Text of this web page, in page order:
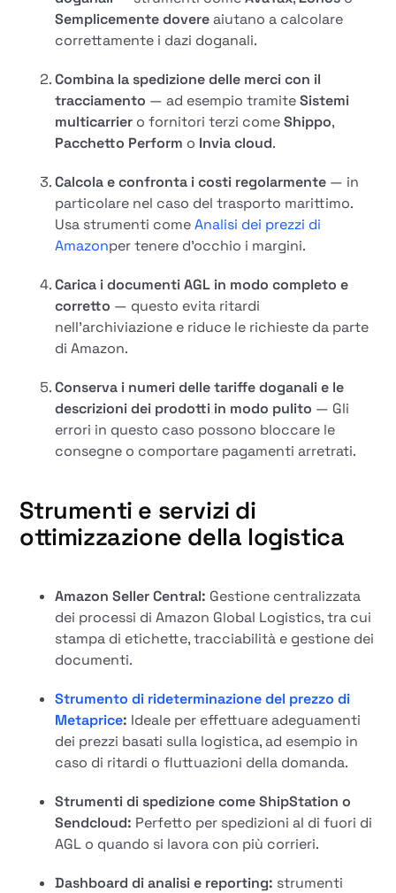
Semplicemente dovereaiutano a calcolare
correttamente i dazi doganali.
Combina la spedizione delle merci con il
tracciamento — ad esempio tramiteSistemi
multicarrier o fornitori terzi comeShippo,
Pacchetto Perform o Invia cloud.
Calcola e confronta i costi regolarmente — in
particolare nel caso del trasporto marittimo.
Usa strumenti comeAnalisi dei prezzi di
Amazonper tenere d'occhio i margini.
Carica i documenti AGL in modo completo e
corretto — questo evita ritardi
nell'archiviazione e riduce le richieste da parte
di Amazon.
Conserva i numeri delle tariffe doganali e le
descrizioni dei prodotti in modo pulito — Gli
errori in questo caso possono bloccare le
consegne o comportare pagamenti arretrati.
Strumenti e servizi di
ottimizzazione della logistica
Amazon Seller Central: Gestione centralizzata
dei processi di Amazon Global Logistics, tra cui
stampa di etichette, tracciabilità e gestione dei
documenti.
Strumento di rideterminazione del prezzo di
Metaprice: Ideale per effettuare adeguamenti
dei prezzi basati sulla logistica, ad esempio in
caso di ritardi o fluttuazioni della domanda.
Strumenti di spedizione come ShipStation o
Sendcloud: Perfetto per spedizioni al di fuori di
AGL o quando si lavora con più corrieri.
Dashboard di analisi e reporting: strumenti